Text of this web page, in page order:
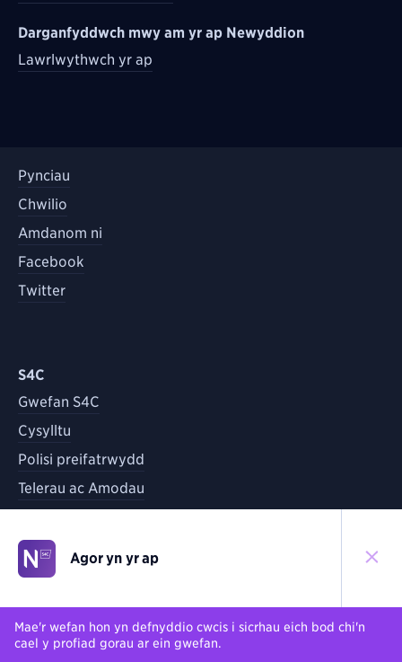
Darganfyddwch mwy am yr ap Newyddion
Lawrlwythwch yr ap
Pynciau
Chwilio
Amdanom ni
Facebook
Twitter
S4C
Gwefan S4C
Cysylltu
Polisi preifatrwydd
Telerau ac Amodau
Yn ôl i'r brig
Mae'r wefan hon yn defnyddio cwcis i sicrhau eich bod chi'n
cael y profiad gorau ar ein gwefan.
Agor yn yr ap